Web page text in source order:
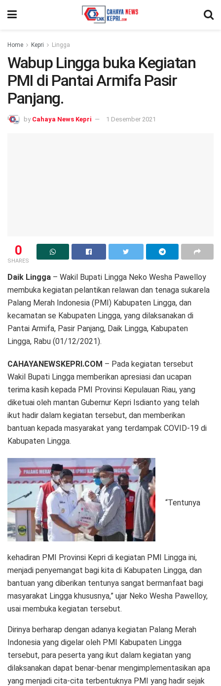
Home Kepri Lingga
Wabup Lingga buka Kegiatan
PMI di Pantai Armifa Pasir
Panjang.
by Cahaya News Kepri 1 Desember 2021
0
SHARES
Daik Lingga – Wakil Bupati Lingga Neko Wesha Pawelloy
membuka kegiatan pelantikan relawan dan tenaga sukarela
Palang Merah Indonesia (PMI) Kabupaten Lingga, dan
kecamatan se Kabupaten Lingga, yang dilaksanakan di
Pantai Armifa, Pasir Panjang, Daik Lingga, Kabupaten
Lingga, Rabu (01/12/2021).
CAHAYANEWSKEPRI.COM – Pada kegiatan tersebut
Wakil Bupati Lingga memberikan apresiasi dan ucapan
terima kasih kepada PMI Provinsi Kepulauan Riau, yang
diketuai oleh mantan Gubernur Kepri Isdianto yang telah
ikut hadir dalam kegiatan tersebut, dan memberikan
bantuan kepada masyarakat yang terdampak COVID-19 di
Kabupaten Lingga.
“Tentunya
kehadiran PMI Provinsi Kepri di kegiatan PMI Lingga ini,
menjadi penyemangat bagi kita di Kabupaten Lingga, dan
bantuan yang diberikan tentunya sangat bermanfaat bagi
masyarakat Lingga khususnya,” ujar Neko Wesha Pawelloy,
usai membuka kegiatan tersebut.
Dirinya berharap dengan adanya kegiatan Palang Merah
Indonesia yang digelar oleh PMI Kabupaten Lingga
tersebut, para peserta yang ikut dalam kegiatan yang
dilaksanakan dapat benar-benar mengimplementasikan apa
yang menjadi cita-cita terbentuknya PMI yang hadir sejak